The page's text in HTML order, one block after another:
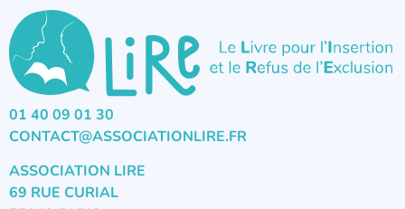
01 40 09 01 30
CONTACT@ASSOCIATIONLIRE.FR
ASSOCIATION LIRE
69 RUE CURIAL